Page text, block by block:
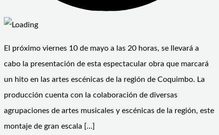
El próximo viernes 10 de mayo a las 20 horas, se llevará a
cabo la presentación de esta espectacular obra que marcará
un hito en las artes escénicas de la región de Coquimbo. La
producción cuenta con la colaboración de diversas
agrupaciones de artes musicales y escénicas de la región, este
montaje de gran escala […]